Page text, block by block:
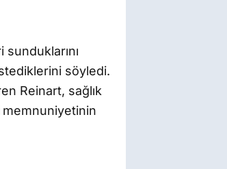
söyledi.
Reinart, sağlık
memnuniyetinin